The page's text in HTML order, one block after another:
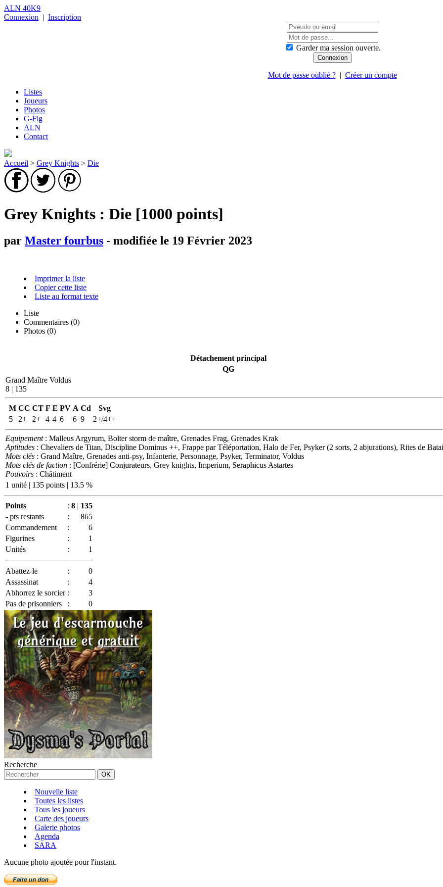
ALN 40K9
Connexion | Inscription
Garder ma session ouverte.
Mot de passe oublié ?| Créer un compte
Listes
Joueurs
Photos
G-Fig
ALN
Contact
Accueil > Grey Knights > Die
Grey Knights : Die [1000 points]
par Master fourbus - modifiée le 19 Février 2023
Imprimer la liste
Copier cette liste
Liste au format texte
Liste
Commentaires (0)
Photos (0)
Détachement principal
QG
Grand Maître Voldus
8 | 135
M CC CT F E PV A Cd
Svg
5
2+ 2+ 4 4 6 6 9 2+/4++
Equipement: Malleus Argyrum, Bolter storm de maître, Grenades Frag, Grenades Krak
Aptitudes : Chevaliers de Titan, Discipline Dominus ++, Frappe par Téléportation, Halo de Fer, Psyker (2 sorts, 2 abjurations), Rites de
Mots clés : Grand Maître, Grenades anti-psy, Infanterie, Personnage, Psyker, Terminator, Voldus
Mots clés de faction : [Confrérie] Conjurateurs, Grey knights, Imperium, Seraphicus Astartes
Pouvoirs : Châtiment
1 unité | 135 points | 13.5 %
Points : 8 | 135
- pts restants
:
865
Commandement
:
6
Figurines
:
1
Unités
: 1
Abattez-le :
0
Assassinat
:
4
Abhorrez le sorcier :
3
Pas de prisonniers
: 0
Recherche
Nouvelle liste
Toutes les listes
Tous les joueurs
Carte des joueurs
Galerie photos
Agenda
SARA
Aucune photo ajoutée pour l'instant.